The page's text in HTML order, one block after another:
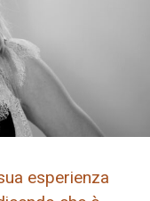
esperienza